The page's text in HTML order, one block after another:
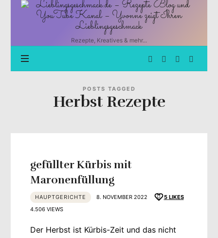
Lieblingsgeschmack.de
Rezepte
und
YouTube
Kanal
Rezepte, Kreatives & mehr...
POSTS TAGGED
Herbst Rezepte
gefüllter Kürbis mit
Maronenfüllung
HAUPTGERICHTE 8. NOVEMBER 2022 5 LIKES
4.506 VIEWS
Der Herbst ist Kürbis-Zeit und das nicht